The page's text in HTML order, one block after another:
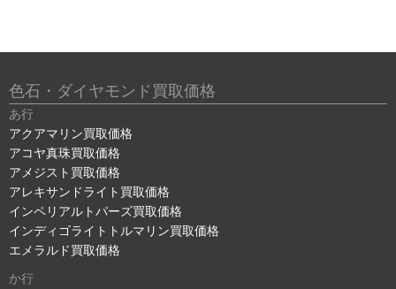
色石・ダイヤモンド買取価格
あ行
アクアマリン買取価格
アコヤ真珠買取価格
アメジスト買取価格
アレキサンドライト買取価格
インペリアルトパーズ買取価格
インディゴライトトルマリン買取価格
エメラルド買取価格
か行